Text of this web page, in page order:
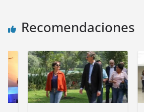
Recomendaciones